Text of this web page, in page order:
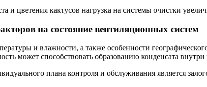
и цветения кактусов нагрузка на системы очистки
на состояние вентиляционных систем
и влажности, а также особенности
может способствовать образованию конденсата внутри
плана контроля и обслуживания является